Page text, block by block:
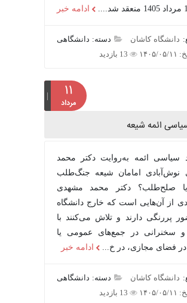
ادامه خبر
کاشان
دسته: دانشگاهی
13 بازدید
مرداد
شیعه
ائمه به‌روایت دکتر محمد
امامان شیعه جنگ‌طلب
دکتر محمد مشهدی
آن‌هایی است که خارج دانشگاه
دارند و تلاش می‌کنند با
در جمع‌های عمومی یا
مجازی، در خ...
ادامه خبر
کاشان
دسته: دانشگاهی
13 بازدید